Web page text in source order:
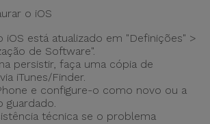
o iOS
iOS está atualizado em "Definições" >
de Software".
persistir, faça uma cópia de
iTunes/Finder.
e configure-o como novo ou a
guardado.
técnica se o problema